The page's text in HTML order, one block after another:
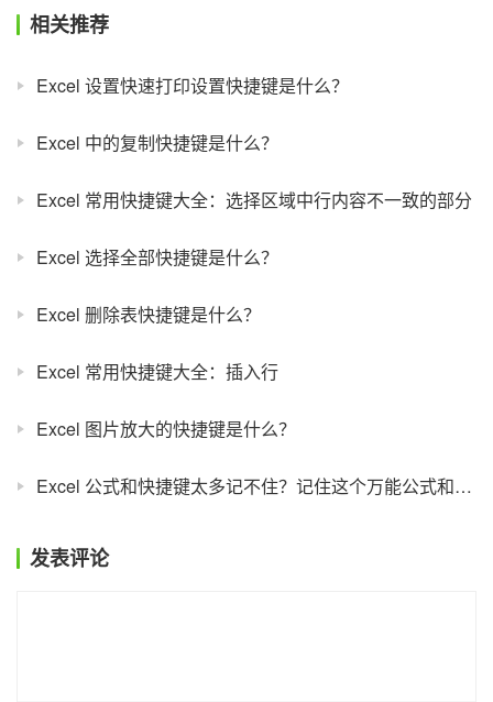
相关推荐
Excel 设置快速打印设置快捷键是什么？
Excel 中的复制快捷键是什么？
Excel 常用快捷键大全：选择区域中行内容不一致的部分
Excel 选择全部快捷键是什么？
Excel 删除表快捷键是什么？
Excel 常用快捷键大全：插入行
Excel 图片放大的快捷键是什么？
Excel 公式和快捷键太多记不住？记住这个万能公式和按键就好了！
发表评论